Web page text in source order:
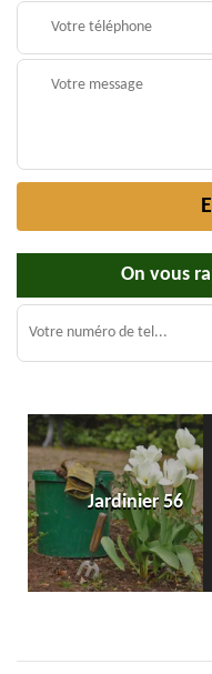
On vous
Jardinier 56